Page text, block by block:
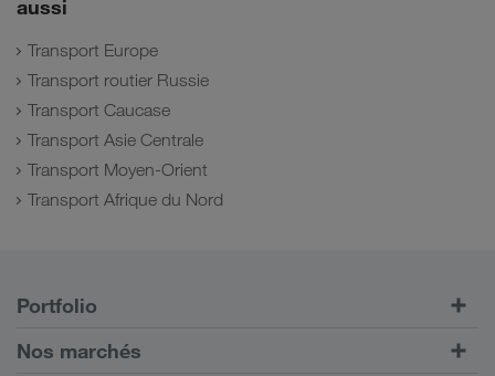
aussi
Transport Europe
Transport routier Russie
Transport Caucase
Transport Asie Centrale
Transport Moyen-Orient
Transport Afrique du Nord
Portfolio
Transports routiers
Nos marchés